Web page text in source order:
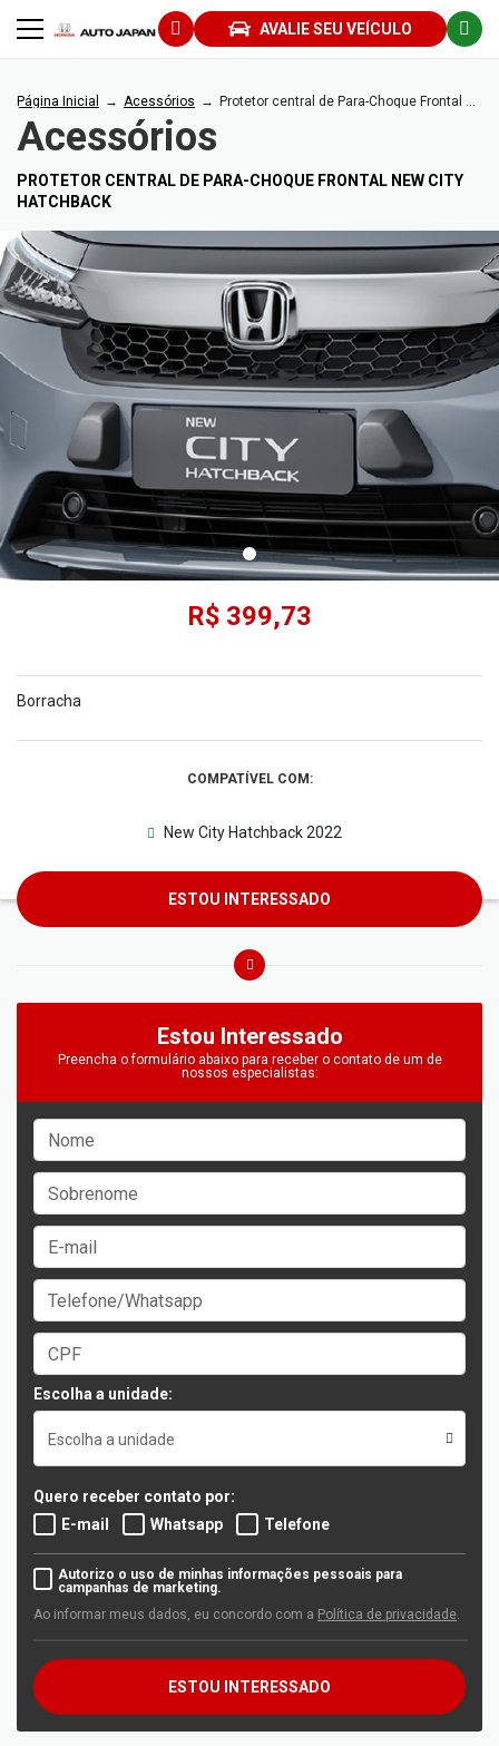
AVALIE SEU VEÍCULO
Página Inicial Acessórios Protetor central de Para-Choque Frontal New City HATCHBACK
Acessórios
PROTETOR CENTRAL DE PARA-CHOQUE FRONTAL NEW CITY
HATCHBACK
R$ 399,73
Borracha
COMPATÍVEL COM:
New City Hatchback 2022
ESTOU INTERESSADO
Estou Interessado
Preencha o formulário abaixo para receber o contato de um de
nossos especialistas:
Escolha a unidade:
Escolha a unidade
Quero receber contato por:
E-mail
Whatsapp Telefone
Autorizo o uso de minhas informações pessoais para
campanhas de marketing.
Ao informar meus dados, eu concordo com a Política de privacidade.
ESTOU INTERESSADO